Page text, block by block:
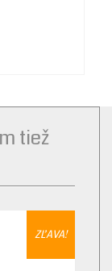
tiež
do zoznamu želaní
ZĽAVA!